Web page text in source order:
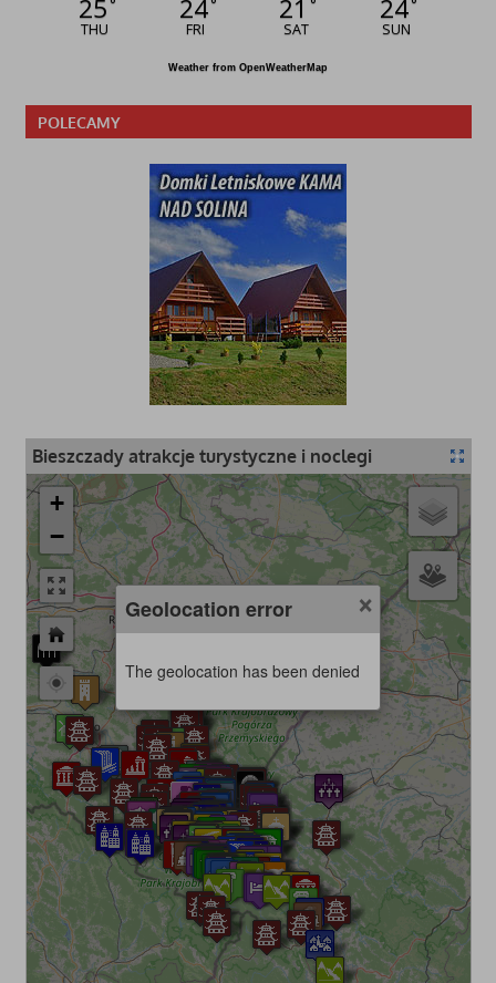
25
THU
24
FRI
21
SAT
24
SUN
Weather from OpenWeatherMap
POLECAMY
Bieszczady atrakcje turystyczne i noclegi
+
−
×
Geolocation error
The geolocation has been denied